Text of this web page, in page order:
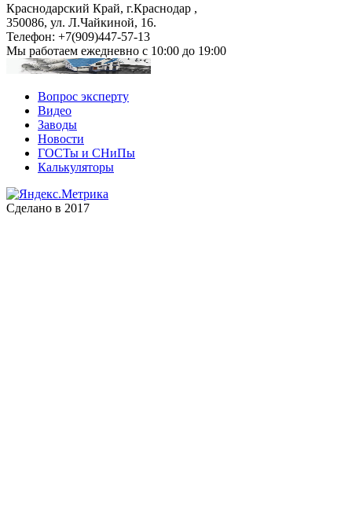
Краснодарский Край, г.Краснодар ,
350086, ул. Л.Чайкиной, 16.
Телефон: +7(909)447-57-13
Мы работаем ежедневно с 10:00 до 19:00
Вопрос эксперту
Видео
Заводы
Новости
ГОСТы и СНиПы
Калькуляторы
Сделано в 2017